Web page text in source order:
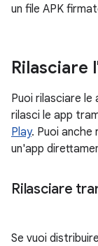
un file APK
Rilasciare
Puoi rilasciare le
rilasci le app
Play. Puoi anche
un'app
Rilasciare
Se vuoi